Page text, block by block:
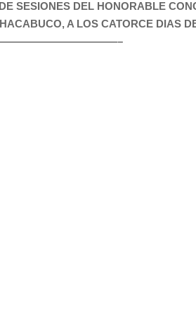
SESIONES DEL HONORABLE
A LOS CATORCE DIAS